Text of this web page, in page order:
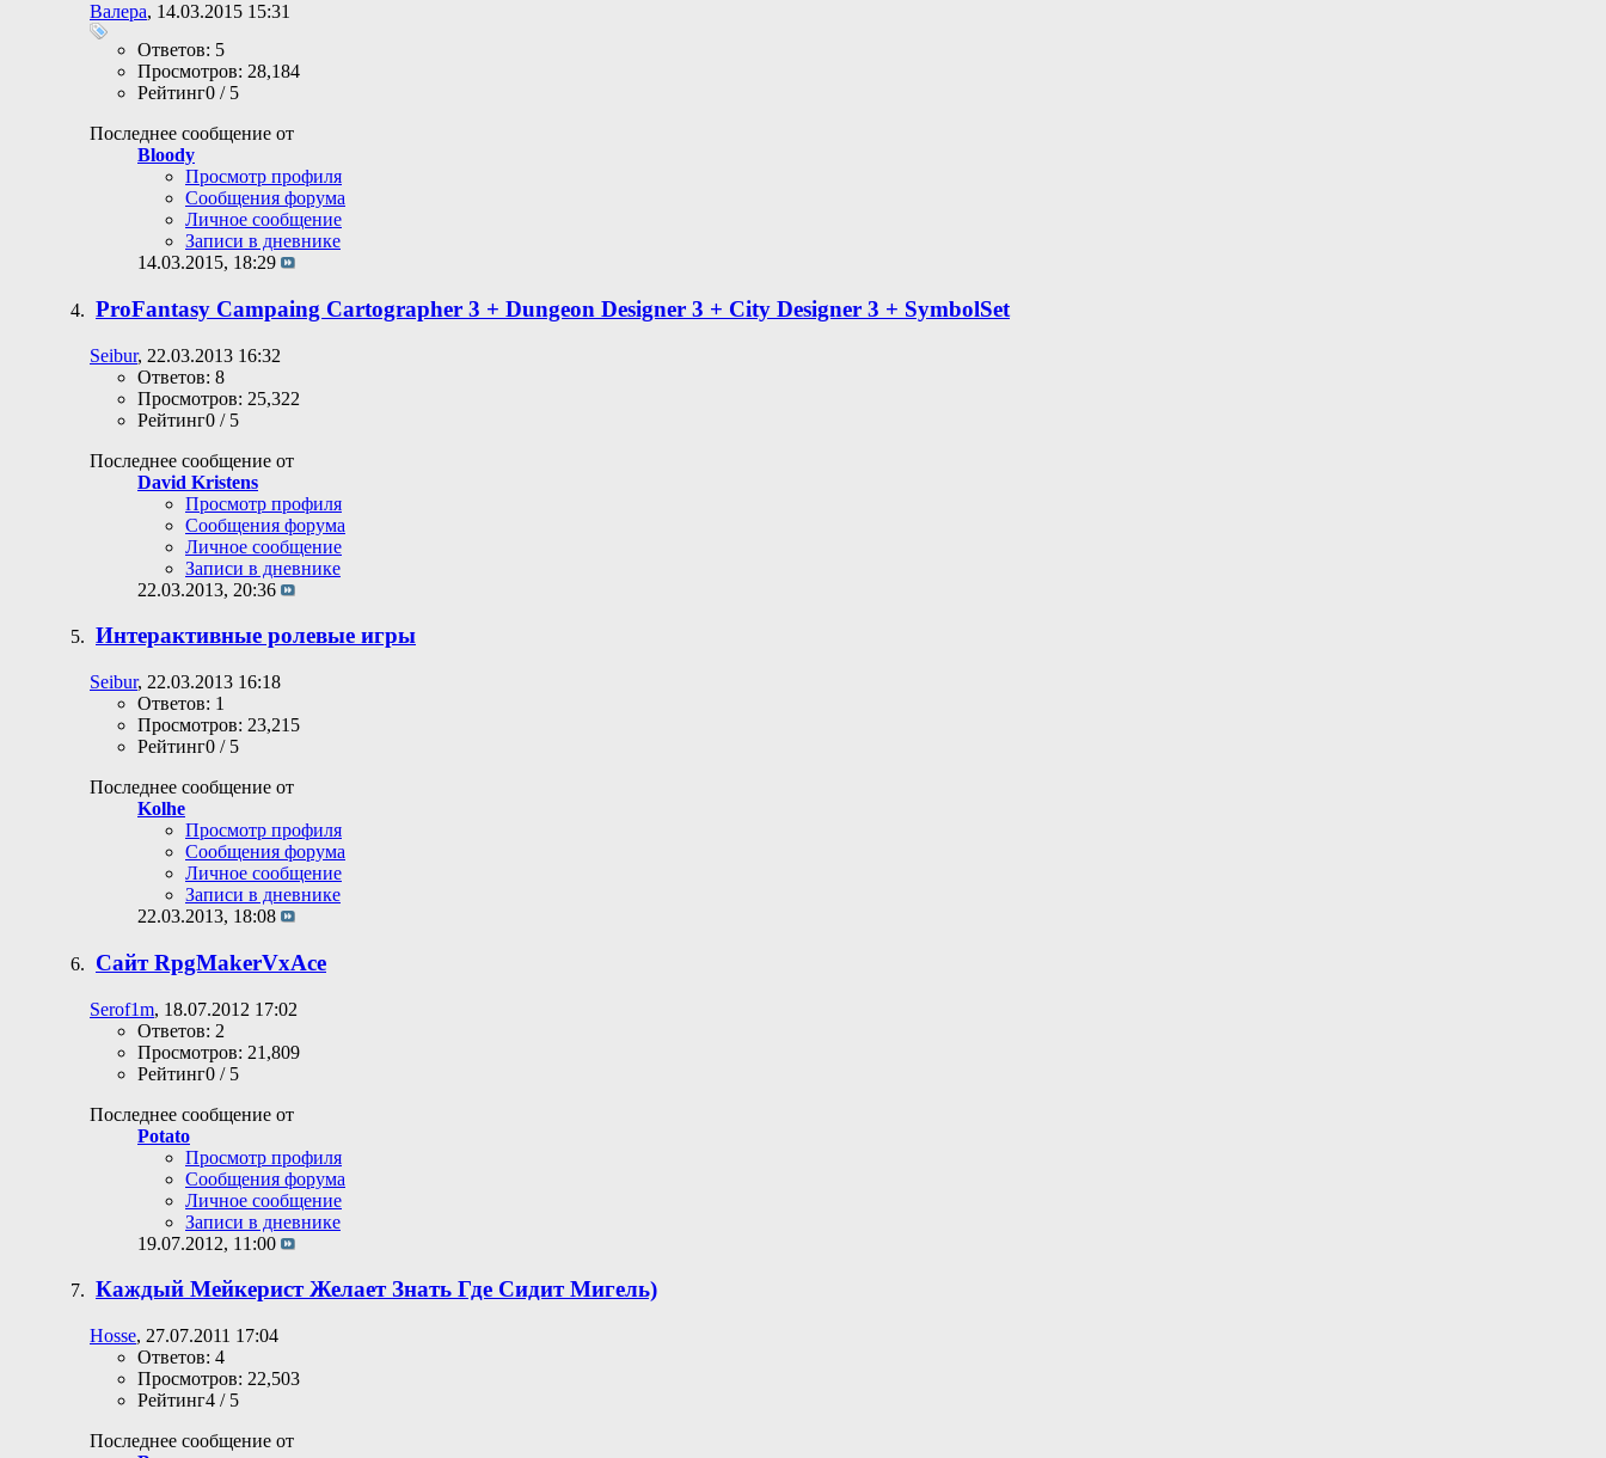
Валера, 14.03.2015 15:31
Ответов: 5
Просмотров: 28,184
Рейтинг0 / 5
Последнее сообщение от
Bloody
Просмотр профиля
Сообщения форума
Личное сообщение
Записи в дневнике
14.03.2015, 18:29
PrоFantаsy Campaing Cartographer 3 + Dungеon Dеsigner 3 + Сity Dеsigner 3 + SymbоlSet
Seibur, 22.03.2013 16:32
Ответов: 8
Просмотров: 25,322
Рейтинг0 / 5
Последнее сообщение от
David Kristens
Просмотр профиля
Сообщения форума
Личное сообщение
Записи в дневнике
22.03.2013, 20:36
Интерактивные ролевые игры
Seibur, 22.03.2013 16:18
Ответов: 1
Просмотров: 23,215
Рейтинг0 / 5
Последнее сообщение от
Kolhe
Просмотр профиля
Сообщения форума
Личное сообщение
Записи в дневнике
22.03.2013, 18:08
Сайт RpgMakerVxAce
Serof1m, 18.07.2012 17:02
Ответов: 2
Просмотров: 21,809
Рейтинг0 / 5
Последнее сообщение от
Potato
Просмотр профиля
Сообщения форума
Личное сообщение
Записи в дневнике
19.07.2012, 11:00
Каждый Мейкерист Желает Знать Где Сидит Мигель)
Hosse, 27.07.2011 17:04
Ответов: 4
Просмотров: 22,503
Рейтинг4 / 5
Последнее сообщение от